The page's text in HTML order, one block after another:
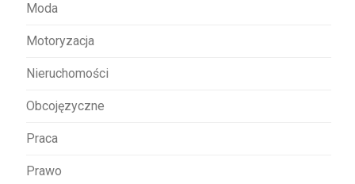
Moda
Motoryzacja
Nieruchomości
Obcojęzyczne
Praca
Prawo